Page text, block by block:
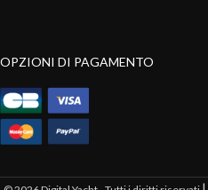
OPZIONI DI PAGAMENTO